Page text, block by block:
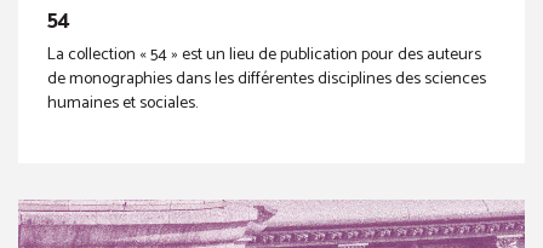
54
La collection « 54 » est un lieu de publication pour des auteurs
de monographies dans les différentes disciplines des sciences
humaines et sociales.